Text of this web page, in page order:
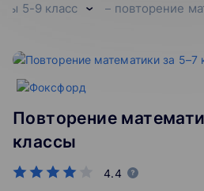
5-9 класс повторение
Повторение
классы
4.4